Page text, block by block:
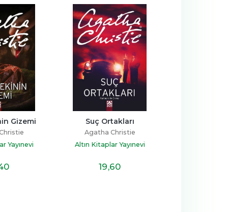
Yayınevi
Pembe Evdeki Ölü
Agatha Christie
Altın Kitaplar Yayınevi
18,10